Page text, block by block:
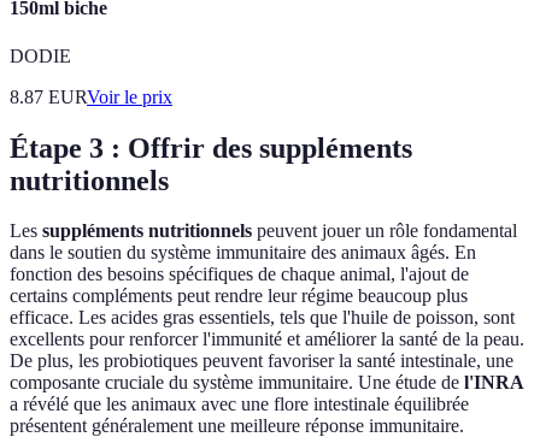
150ml biche
DODIE
8.87 EURVoir le prix
Étape 3 : Offrir des suppléments
nutritionnels
Les suppléments nutritionnels peuvent jouer un rôle fondamental
dans le soutien du système immunitaire des animaux âgés. En
fonction des besoins spécifiques de chaque animal, l'ajout de
certains compléments peut rendre leur régime beaucoup plus
efficace. Les acides gras essentiels, tels que l'huile de poisson, sont
excellents pour renforcer l'immunité et améliorer la santé de la peau.
De plus, les probiotiques peuvent favoriser la santé intestinale, une
composante cruciale du système immunitaire. Une étude de l'INRA
a révélé que les animaux avec une flore intestinale équilibrée
présentent généralement une meilleure réponse immunitaire.